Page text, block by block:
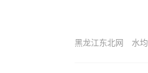
黑龙江东北网 水